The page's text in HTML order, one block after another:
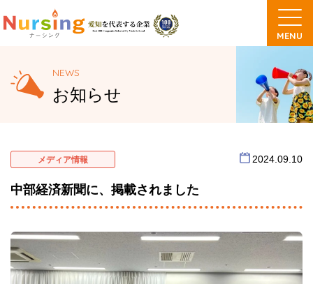
NEWS
お知らせ
メディア情報 2024.09.10
中部経済新聞に、掲載されました